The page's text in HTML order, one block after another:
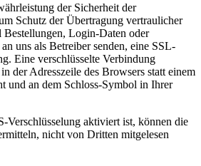
der Sicherheit der
Schutz der Übertragung vertraulicher
Login-Daten oder
uns als Betreiber senden, eine SSL-
Eine verschlüsselte Verbindung
der Adresszeile des Browsers statt einem
und an dem Schloss-Symbol in Ihrer
Verschlüsselung aktiviert ist, können die
nicht von Dritten mitgelesen